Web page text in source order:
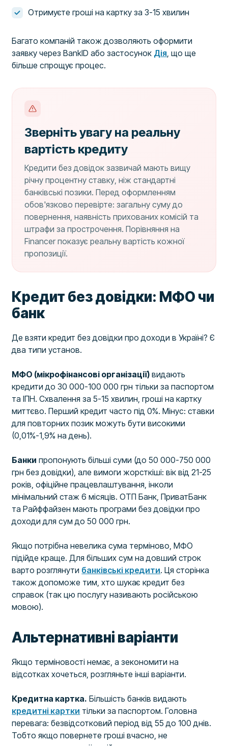
Отримуєте гроші на картку за 3-15 хвилин
Багато компаній також дозволяють оформити
заявку через BankID або застосунок Дія, що ще
більше спрощує процес.
Зверніть увагу на реальну
вартість кредиту
Кредити без довідок зазвичай мають вищу
річну процентну ставку, ніж стандартні
банківські позики. Перед оформленням
обов'язково перевірте: загальну суму до
повернення, наявність прихованих комісій та
штрафи за прострочення. Порівняння на
Financer показує реальну вартість кожної
пропозиції.
Кредит без довідки: МФО чи
банк
Де взяти кредит без довідки про доходи в Україні? Є
два типи установ.
МФО (мікрофінансові організації) видають
кредити до 30 000-100 000 грн тільки за паспортом
та ІПН. Схвалення за 5-15 хвилин, гроші на картку
миттєво. Перший кредит часто під 0%. Мінус: ставки
для повторних позик можуть бути високими
(0,01%-1,9% на день).
Банки пропонують більші суми (до 50 000-750 000
грн без довідки), але вимоги жорсткіші: вік від 21-25
років, офіційне працевлаштування, інколи
мінімальний стаж 6 місяців. ОТП Банк, ПриватБанк
та Райффайзен мають програми без довідки про
доходи для сум до 50 000 грн.
Якщо потрібна невелика сума терміново, МФО
підійде краще. Для більших сум на довший строк
варто розглянути банківські кредити. Ця сторінка
також допоможе тим, хто шукає кредит без
справок (так цю послугу називають російською
мовою).
Альтернативні варіанти
Якщо терміновості немає, а зекономити на
відсотках хочеться, розгляньте інші варіанти.
Кредитна картка. Більшість банків видають
кредитні картки тільки за паспортом. Головна
перевага: безвідсотковий період від 55 до 100 днів.
Тобто якщо повернете гроші вчасно, не